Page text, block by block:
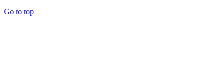
Go to top